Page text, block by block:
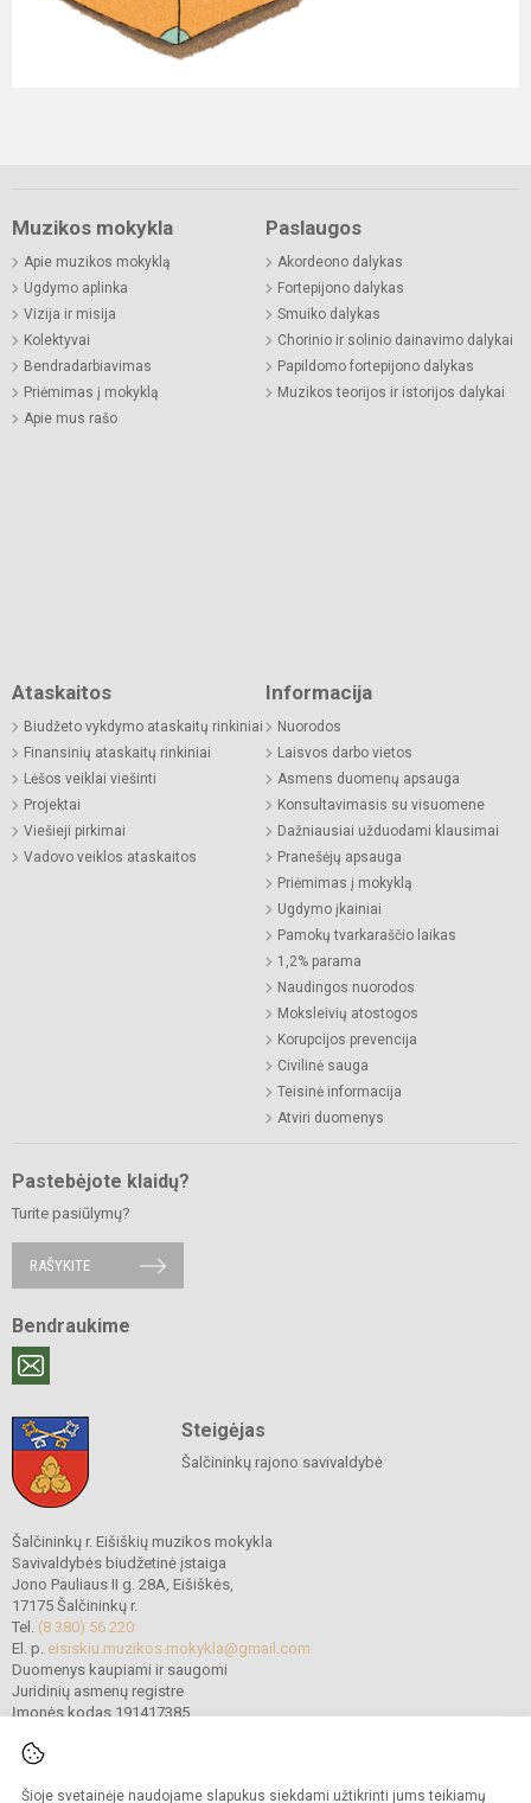
Šioje svetainėje naudojame slapukus siekdami užtikrinti jums teikiamų
Muzikos mokykla
Apie muzikos mokyklą
Ugdymo aplinka
Vizija ir misija
Kolektyvai
Bendradarbiavimas
Priėmimas į mokyklą
Apie mus rašo
Paslaugos
Akordeono dalykas
Fortepijono dalykas
Smuiko dalykas
Chorinio ir solinio dainavimo dalykai
Papildomo fortepijono dalykas
Muzikos teorijos ir istorijos dalykai
Ataskaitos
Biudžeto vykdymo ataskaitų rinkiniai
Finansinių ataskaitų rinkiniai
Lėšos veiklai viešinti
Projektai
Viešieji pirkimai
Vadovo veiklos ataskaitos
Informacija
Nuorodos
Laisvos darbo vietos
Asmens duomenų apsauga
Konsultavimasis su visuomene
Dažniausiai užduodami klausimai
Pranešėjų apsauga
Priėmimas į mokyklą
Ugdymo įkainiai
Pamokų tvarkaraščio laikas
1,2% parama
Naudingos nuorodos
Moksleivių atostogos
Korupcijos prevencija
Civilinė sauga
Teisinė informacija
Atviri duomenys
Pastebėjote klaidų?
Turite pasiūlymų?
RAŠYKITE
Bendraukime
Steigėjas
Šalčininkų rajono savivaldybė
Šalčininkų r. Eišiškių muzikos mokykla
Savivaldybės biudžetinė įstaiga
Jono Pauliaus II g. 28A, Eišiškės,
17175 Šalčininkų r.
Tel. (8 380) 56 220
El. p. eisiskiu.muzikos.mokykla@gmail.com
Duomenys kaupiami ir saugomi
Juridinių asmenų registre
Įmonės kodas 191417385
© 2022. Šalčininkų r. Eišiškių muzikos mokykla. Visos teisės saugomos.